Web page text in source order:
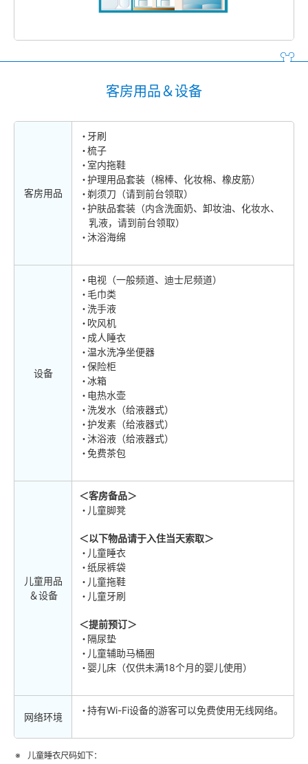
客房用品＆设备
客房用品
牙刷
梳子
室内拖鞋
护理用品套装（棉棒、化妆棉、橡皮筋）
剃须刀（请到前台领取）
护肤品套装（内含洗面奶、卸妆油、化妆水、
乳液，请到前台领取）
沐浴海绵
设备
电视（一般频道、迪士尼频道）
毛巾类
洗手液
吹风机
成人睡衣
温水洗净坐便器
保险柜
冰箱
电热水壶
洗发水（给液器式）
护发素（给液器式）
沐浴液（给液器式）
免费茶包
儿童用品
＆设备
＜客房备品＞
儿童脚凳
＜以下物品请于入住当天索取＞
儿童睡衣
纸尿裤袋
儿童拖鞋
儿童牙刷
＜提前预订＞
隔尿垫
儿童辅助马桶圈
婴儿床（仅供未满18个月的婴儿使用）
网络环境
持有Wi-Fi设备的游客可以免费使用无线网络。
儿童睡衣尺码如下：